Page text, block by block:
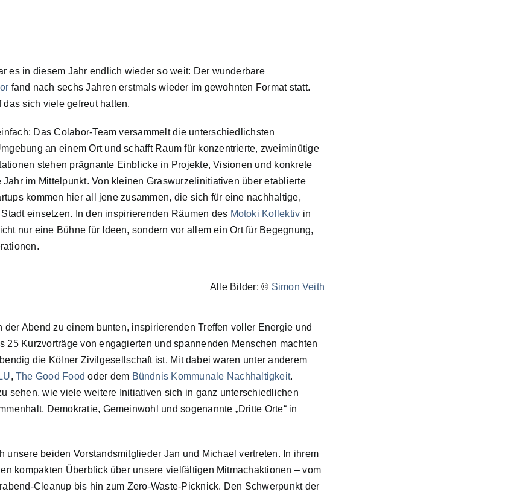
es in diesem Jahr endlich wieder so weit: Der wunderbare
fand nach sechs Jahren erstmals wieder im gewohnten Format statt.
sich viele gefreut hatten.
Das Colabor-Team versammelt die unterschiedlichsten
an einem Ort und schafft Raum für konzentrierte, zweiminütige
stehen prägnante Einblicke in Projekte, Visionen und konkrete
Jahr im Mittelpunkt. Von kleinen Graswurzelinitiativen über etablierte
kommen hier all jene zusammen, die sich für eine nachhaltige,
einsetzen. In den inspirierenden Räumen des Motoki Kollektiv in
nur eine Bühne für Ideen, sondern vor allem ein Ort für Begegnung,
Alle Bilder: © Simon Veith
der Abend zu einem bunten, inspirierenden Treffen voller Energie und
25 Kurzvorträge von engagierten und spannenden Menschen machten
die Kölner Zivilgesellschaft ist. Mit dabei waren unter anderem
, The Good Food oder dem Bündnis Kommunale Nachhaltigkeit.
sehen, wie viele weitere Initiativen sich in ganz unterschiedlichen
Demokratie, Gemeinwohl und sogenannte „Dritte Orte“ in
unsere beiden Vorstandsmitglieder Jan und Michael vertreten. In ihrem
kompakten Überblick über unsere vielfältigen Mitmachaktionen – vom
Cleanup bis hin zum Zero-Waste-Picknick. Den Schwerpunkt der